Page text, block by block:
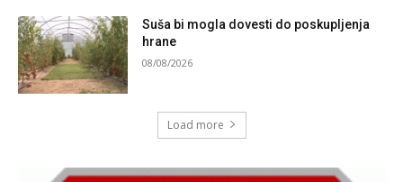
Suša bi mogla dovesti do poskupljenja
hrane
08/08/2026
Load more